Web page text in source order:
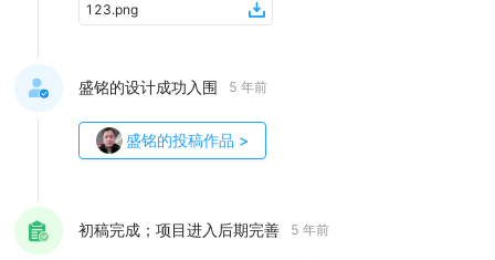
123.png
盛铭的设计成功入围 5 年前
盛铭的投稿作品 >
初稿完成；项目进入后期完善 5 年前